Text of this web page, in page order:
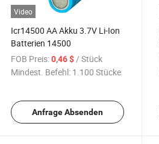
Video
Icr14500 AA Akku 3.7V Li-Ion
Batterien 14500
FOB Preis: 0,46 $ / Stück
Mindest. Befehl: 1.100 Stücke
Anfrage Absenden